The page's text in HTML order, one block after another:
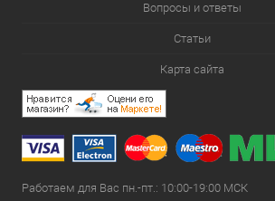
Вопросы и ответы
Статьи
Карта сайта
Работаем для Вас пн.-пт.: 10:00-19:00 МСК